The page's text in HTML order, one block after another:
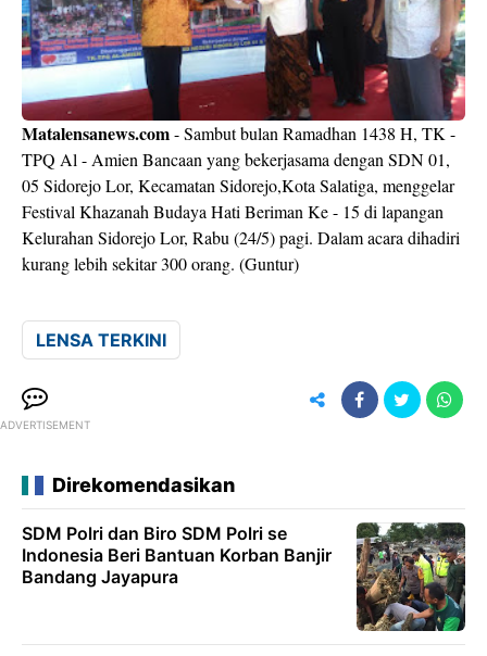
Matalensanews.com- Sambut bulan Ramadhan 1438 H, TK -
TPQ Al - Amien Bancaan yang bekerjasama dengan SDN 01,
05 Sidorejo Lor, Kecamatan Sidorejo,Kota Salatiga, menggelar
Festival Khazanah Budaya Hati Beriman Ke - 15 di lapangan
Kelurahan Sidorejo Lor, Rabu (24/5) pagi. Dalam acara dihadiri
kurang lebih sekitar 300 orang. (Guntur)
LENSA TERKINI
ADVERTISEMENT
Direkomendasikan
SDM Polri dan Biro SDM Polri se
Indonesia Beri Bantuan Korban Banjir
Bandang Jayapura